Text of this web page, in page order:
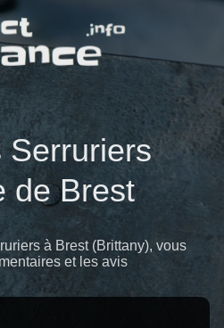
Serruriers
de Brest
à Brest (Brittany), vous
et les avis